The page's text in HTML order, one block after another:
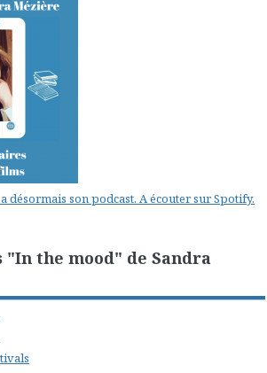
désormais son podcast. A écouter sur Spotify.
"In the mood" de Sandra